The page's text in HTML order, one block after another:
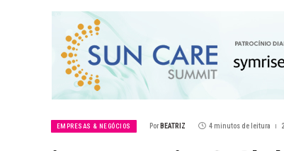
EMPRESAS & NEGÓCIOS Por BEATRIZ 4 minutos de leitura